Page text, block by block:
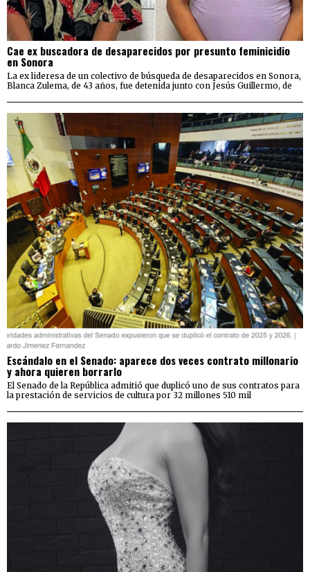
Cae ex buscadora de desaparecidos por presunto feminicidio
en Sonora
La ex lideresa de un colectivo de búsqueda de desaparecidos en Sonora,
Blanca Zulema, de 43 años, fue detenida junto con Jesús Guillermo, de
Escándalo en el Senado: aparece dos veces contrato millonario
y ahora quieren borrarlo
El Senado de la República admitió que duplicó uno de sus contratos para
la prestación de servicios de cultura por 32 millones 510 mil